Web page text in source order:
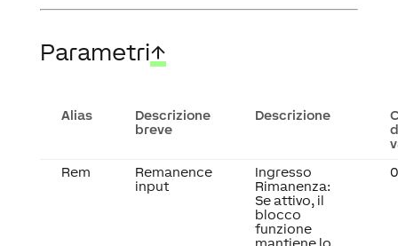
Parametri↑
Alias
Descrizione
breve
Descrizione
Rem
Remanence
input
Ingresso
Rimanenza:
Se attivo, il
blocco
funzione
mantiene lo